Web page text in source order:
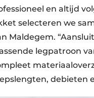
en altijd
selecteren we
Maldegem.
legpatroon
debieten